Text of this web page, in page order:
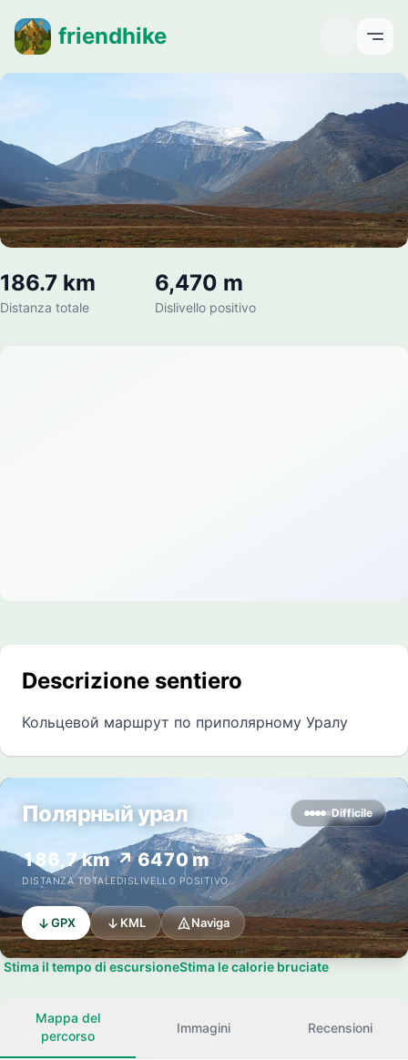
friendhike
186.7 km
Distanza totale
6,470 m
Dislivello positivo
Descrizione sentiero
Кольцевой маршрут по приполярному Уралу
Полярный урал Difficile
186,7 km
DISTANZA TOTALE
↗ 6470 m
DISLIVELLO POSITIVO
GPX KML Naviga
Stima il tempo di escursioneStima le calorie bruciate
Mappa del
percorso
Immagini Recensioni